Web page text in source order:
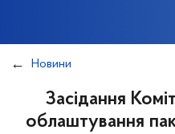
Новини
Засідання
облаштування